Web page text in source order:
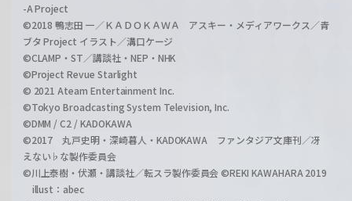
-A Project
©2018 鴨志田 一／ＫＡＤＯＫＡＷＡ アスキー・メディアワークス／青
ブタ Project イラスト／溝口ケージ
©CLAMP・ST／講談社・NEP・NHK
©Project Revue Starlight
© 2021 Ateam Entertainment Inc.
©Tokyo Broadcasting System Television, Inc.
©DMM / C2 / KADOKAWA
©2017 丸戸史明・深崎暮人・KADOKAWA ファンタジア文庫刊／冴
えない♭な製作委員会
©川上泰樹・伏瀬・講談社／転スラ製作委員会 ©REKI KAWAHARA 2019
illust：abec